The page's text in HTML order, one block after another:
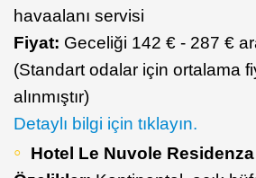
havaalanı servisi
Fiyat: Geceliği 142 € - 287 €
(Standart odalar için ortalama
alınmıştır)
​Detaylı bilgi için tıklayın.
Hotel Le Nuvole